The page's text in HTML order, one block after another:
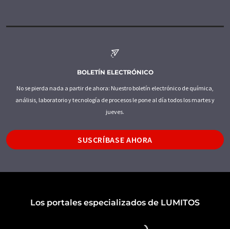
BOLETÍN ELECTRÓNICO
No se pierda nada a partir de ahora: Nuestro boletín electrónico de química,
análisis, laboratorio y tecnología de procesos le pone al día todos los martes y
jueves.
SUSCRÍBASE AHORA
Los portales especializados de LUMITOS